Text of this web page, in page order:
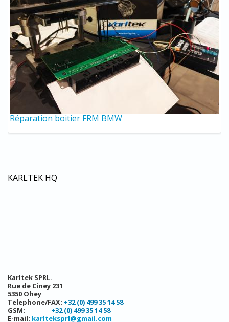
Réparation boitier FRM BMW
KARLTEK HQ
Karltek SPRL.
Rue de Ciney 231
5350 Ohey
Telephone/FAX: +32 (0) 499 35 14 58
GSM: +32 (0) 499 35 14 58
E-mail: karlteksprl@gmail.com